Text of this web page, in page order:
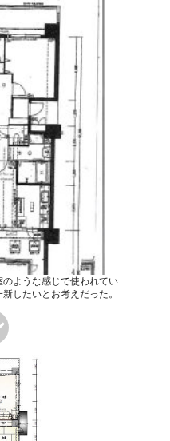
ような感じで使われてい
したいとお考えだった。